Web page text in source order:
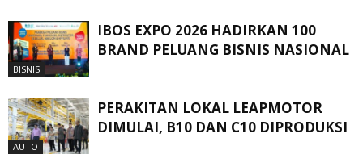
BISNIS
IBOS EXPO 2026 HADIRKAN 100
BRAND PELUANG BISNIS NASIONAL
AUTO
PERAKITAN LOKAL LEAPMOTOR
DIMULAI, B10 DAN C10 DIPRODUKSI